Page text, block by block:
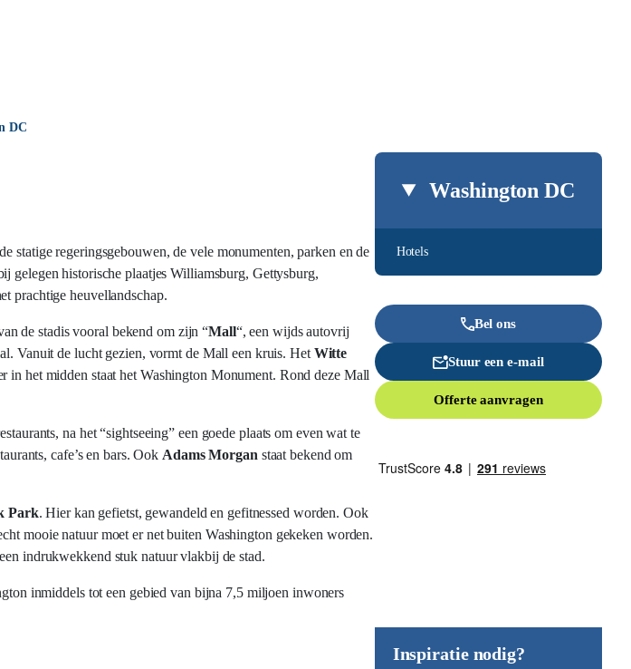
DC
Washington DC
Hotels
Bel ons
Stuur een e-mail
Offerte aanvragen
Inspiratie nodig?
statige regeringsgebouwen, de vele monumenten, parken en de
gelegen historische plaatjes Williamsburg, Gettysburg,
prachtige heuvellandschap.
de stadis vooral bekend om zijn “Mall“, een wijds autovrij
Vanuit de lucht gezien, vormt de Mall een kruis. Het Witte
het midden staat het Washington Monument. Rond deze Mall
na het “sightseeing” een goede plaats om even wat te
cafe’s en bars. Ook Adams Morgan staat bekend om
Park. Hier kan gefietst, gewandeld en gefitnessed worden. Ook
mooie natuur moet er net buiten Washington gekeken worden.
indrukwekkend stuk natuur vlakbij de stad.
inmiddels tot een gebied van bijna 7,5 miljoen inwoners